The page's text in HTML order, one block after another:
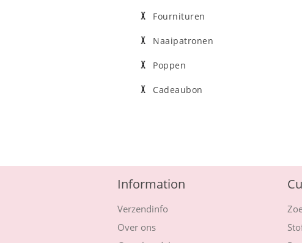
Fournituren
Naaipatronen
Poppen
Cadeaubon
Information
Verzendinfo
Over ons